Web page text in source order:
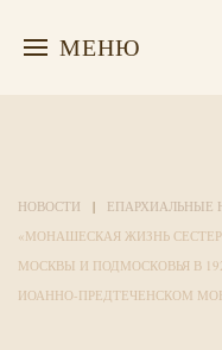
МЕНЮ
НОВОСТИ ЕПАРХИАЛЬНЫЕ
«МОНАШЕСКАЯ ЖИЗНЬ
МОСКВЫ И ПОДМОСКОВЬЯ В
ИОАННО-ПРЕДТЕЧЕНСКОМ